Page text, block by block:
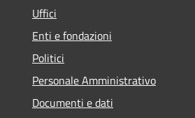
Uffici
Enti e fondazioni
Politici
Personale Amministrativo
Documenti e dati